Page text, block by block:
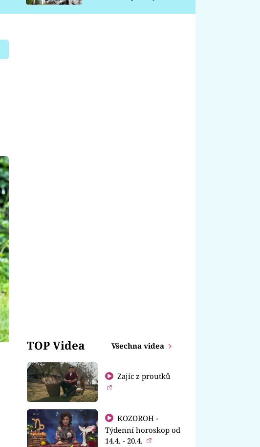
TOP Videa Všechna videa
Zajíc z proutků
KOZOROH -
Týdenní horoskop od
14.4. - 20.4.